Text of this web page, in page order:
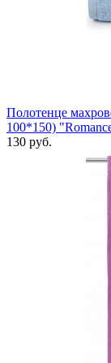
Полотенце
100*150)
130 руб.